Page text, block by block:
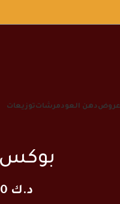
عروضدهن العودمرشاتتوزيعات
بوكس
د.ك